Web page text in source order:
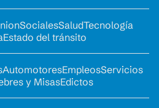
SocialesSaludTecnología
Estado del tránsito
AutomotoresEmpleosServicios
y MisasEdictos